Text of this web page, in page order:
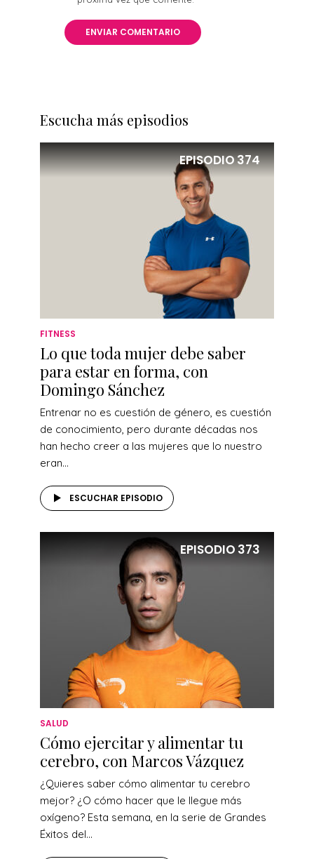
Escucha más episodios
EPISODIO374
FITNESS
Lo que toda mujer debe saber
para estar en forma, con
Domingo Sánchez
Entrenar no es cuestión de género, es cuestión
de conocimiento, pero durante décadas nos
han hecho creer a las mujeres que lo nuestro
eran...
ESCUCHAR EPISODIO
EPISODIO373
SALUD
Cómo ejercitar y alimentar tu
cerebro, con Marcos Vázquez
¿Quieres saber cómo alimentar tu cerebro
mejor? ¿O cómo hacer que le llegue más
oxígeno? Esta semana, en la serie de Grandes
Éxitos del...